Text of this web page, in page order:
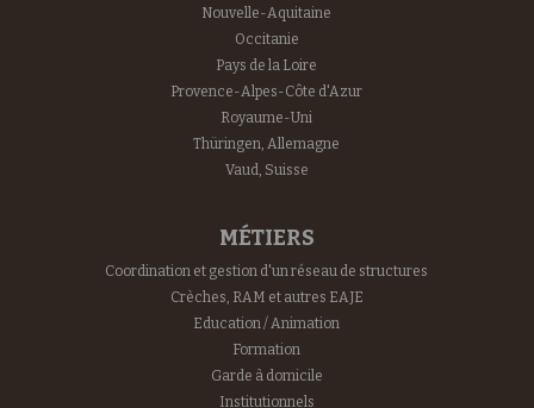
Nouvelle-Aquitaine
Occitanie
Pays de la Loire
Provence-Alpes-Côte d'Azur
Royaume-Uni
Thüringen, Allemagne
Vaud, Suisse
MÉTIERS
Coordination et gestion d'un réseau de structures
Crèches, RAM et autres EAJE
Education / Animation
Formation
Garde à domicile
Institutionnels